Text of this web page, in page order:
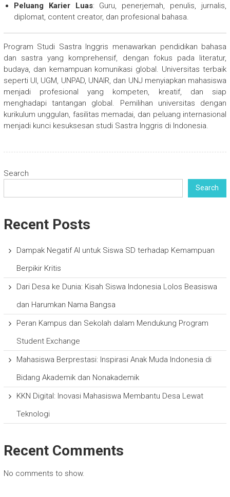
Peluang Karier Luas: Guru, penerjemah, penulis, jurnalis,
diplomat, content creator, dan profesional bahasa.
Program Studi Sastra Inggris menawarkan pendidikan bahasa
dan sastra yang komprehensif, dengan fokus pada literatur,
budaya, dan kemampuan komunikasi global. Universitas terbaik
seperti UI, UGM, UNPAD, UNAIR, dan UNJ menyiapkan mahasiswa
menjadi profesional yang kompeten, kreatif, dan siap
menghadapi tantangan global. Pemilihan universitas dengan
kurikulum unggulan, fasilitas memadai, dan peluang internasional
menjadi kunci kesuksesan studi Sastra Inggris di Indonesia.
Search
Search
Recent Posts
Dampak Negatif AI untuk Siswa SD terhadap Kemampuan
Berpikir Kritis
Dari Desa ke Dunia: Kisah Siswa Indonesia Lolos Beasiswa
dan Harumkan Nama Bangsa
Peran Kampus dan Sekolah dalam Mendukung Program
Student Exchange
Mahasiswa Berprestasi: Inspirasi Anak Muda Indonesia di
Bidang Akademik dan Nonakademik
KKN Digital: Inovasi Mahasiswa Membantu Desa Lewat
Teknologi
Recent Comments
No comments to show.